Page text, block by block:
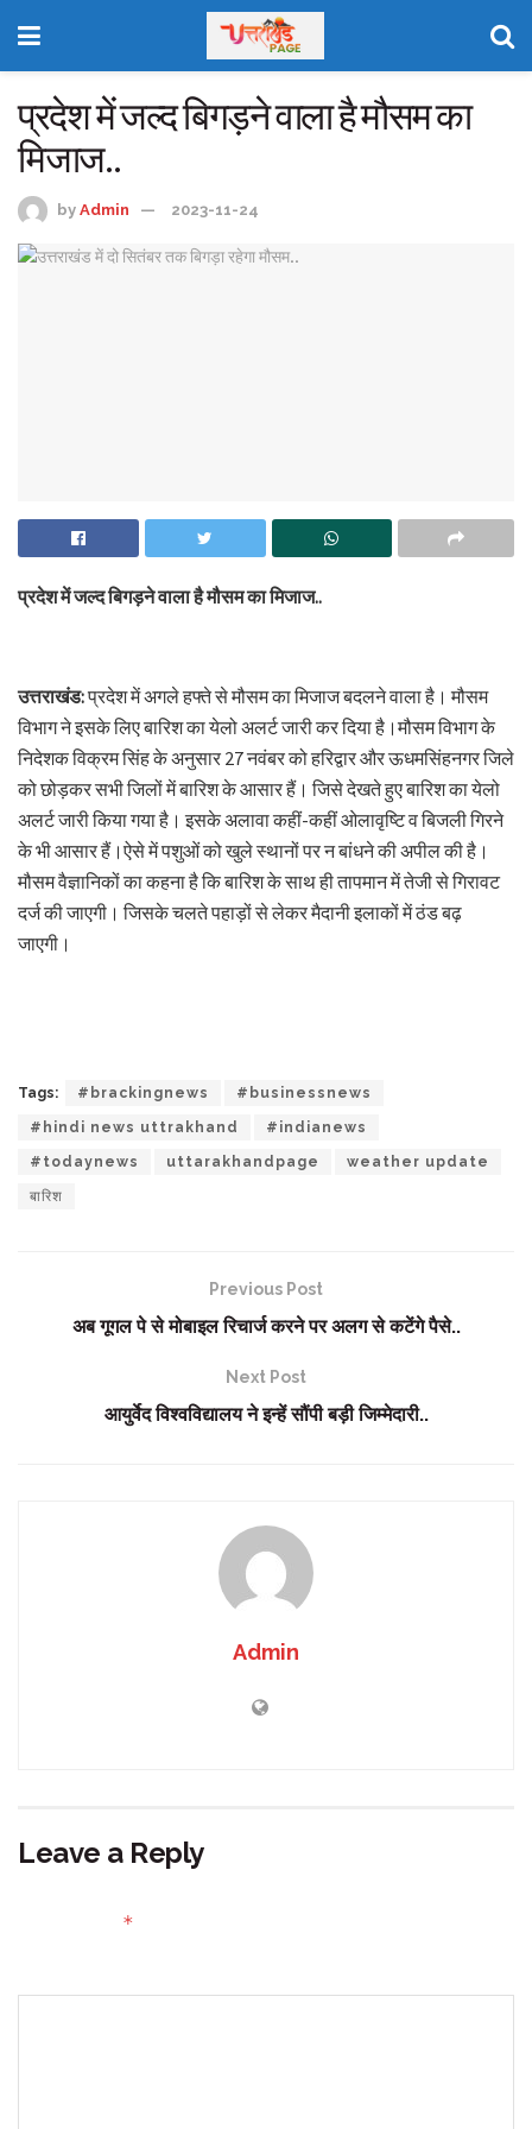
प्रदेश में जल्द बिगड़ने वाला है मौसम का
मिजाज..
by Admin 2023-11-24
प्रदेश में जल्द बिगड़ने वाला है मौसम का मिजाज..
उत्तराखंड:प्रदेश में अगले हफ्ते से मौसम का मिजाज बदलने वाला है। मौसम
विभाग ने इसके लिए बारिश का येलो अलर्ट जारी कर दिया है।मौसम विभाग के
निदेशक विक्रम सिंह के अनुसार 27 नवंबर को हरिद्वार और ऊधमसिंहनगर जिले
को छोड़कर सभी जिलों में बारिश के आसार हैं। जिसे देखते हुए बारिश का येलो
अलर्ट जारी किया गया है। इसके अलावा कहीं-कहीं ओलावृष्टि व बिजली गिरने
के भी आसार हैं।ऐसे में पशुओं को खुले स्थानों पर न बांधने की अपील की है।
मौसम वैज्ञानिकों का कहना है कि बारिश के साथ ही तापमान में तेजी से गिरावट
दर्ज की जाएगी। जिसके चलते पहाड़ों से लेकर मैदानी इलाकों में ठंड बढ़
जाएगी।
Tags: #brackingnews #businessnews
#hindi news uttrakhand #indianews
#todaynews uttarakhandpage weather update
बारिश
Previous Post
अब गूगल पे से मोबाइल रिचार्ज करने पर अलग से कटेंगे पैसे..
Next Post
आयुर्वेद विश्वविद्यालय ने इन्हें सौंपी बड़ी जिम्मेदारी..
Admin
Leave a Reply
*